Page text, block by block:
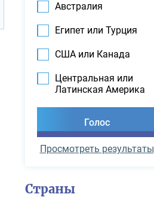
Австралия
Египет или Турция
США или Канада
Центральная или
Латинская Америка
Просмотреть результаты
Страны